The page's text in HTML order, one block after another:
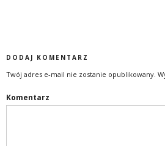
DODAJ KOMENTARZ
Twój adres e-mail nie zostanie opublikowany.